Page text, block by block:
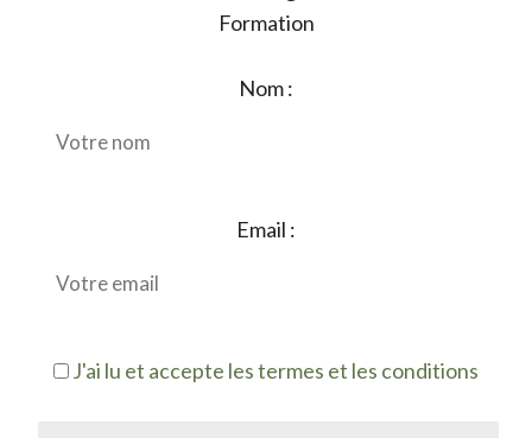
Formation
Nom :
Email :
J'ai lu et accepte les termes et les conditions